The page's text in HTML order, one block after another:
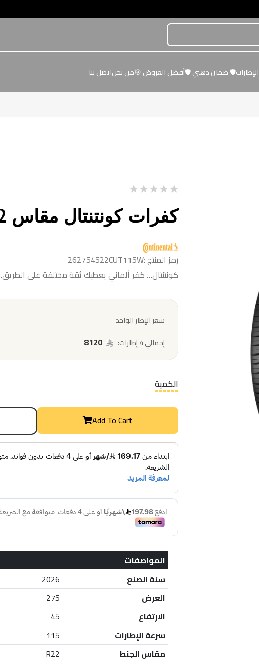
الإطارات🛡️ ضمان ذهبي 🛡️أفضل العروض 🎯من نحناتصل بنا
كفرات كونتنتال مقاس 275/45R22
رمز المنتج :262754522CUT115W
كونتنتال… كفر ألماني يعطيك ثقة مختلفة على الطريق.
سعر الإطار الواحد
إجمالي 4 إطارات: 8120
الكمية
Add To Cart
المواصفات
سنة الصنع
2026
العرض
275
الارتفاع
45
سرعة الإطارات
115
مقاس الجنط
R22